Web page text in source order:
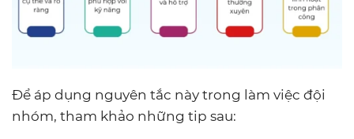
Để áp dụng nguyên tắc này trong làm việc đội
nhóm, tham khảo những tip sau: